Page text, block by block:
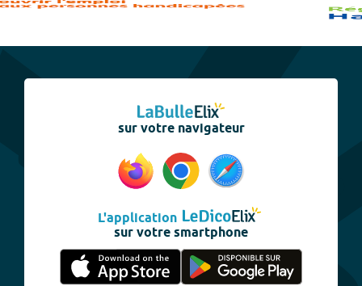
sur votre navigateur
L'application
sur votre smartphone